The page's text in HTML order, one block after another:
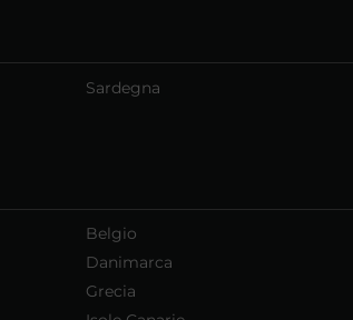
Sardegna
Belgio
Danimarca
Grecia